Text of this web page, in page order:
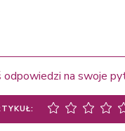
odpowiedzi na swoje